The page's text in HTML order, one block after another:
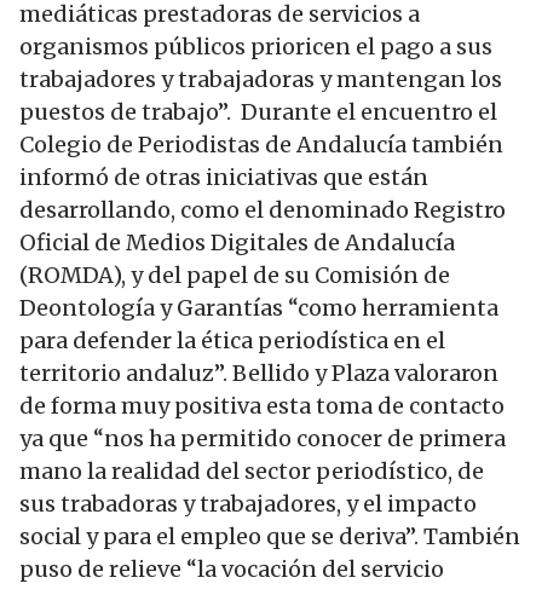
mediáticas prestadoras de servicios a
organismos públicos prioricen el pago a sus
trabajadores y trabajadoras y mantengan los
puestos de trabajo”. Durante el encuentro el
Colegio de Periodistas de Andalucía también
informó de otras iniciativas que están
desarrollando, como el denominado Registro
Oficial de Medios Digitales de Andalucía
(ROMDA), y del papel de su Comisión de
Deontología y Garantías “como herramienta
para defender la ética periodística en el
territorio andaluz”. Bellido y Plaza valoraron
de forma muy positiva esta toma de contacto
ya que “nos ha permitido conocer de primera
mano la realidad del sector periodístico, de
sus trabadoras y trabajadores, y el impacto
social y para el empleo que se deriva”. También
puso de relieve “la vocación del servicio